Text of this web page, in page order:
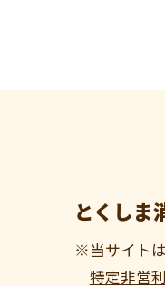
とくしま
※当サイト
特定非営